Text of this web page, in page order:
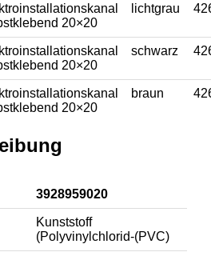
20×20
lichtgrau
20×20
schwarz
20×20
braun
3928959020
Kunststoff
(Polyvinylchlorid-(PVC)